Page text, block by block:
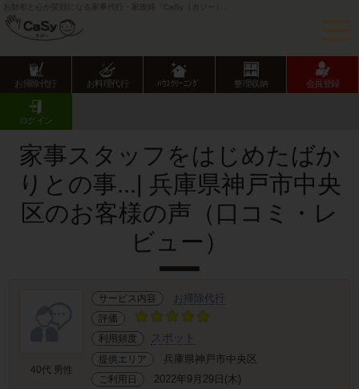
お財布と心が笑顔になる家事代行・家政婦「CaSy（カジー）」
お掃除代行 お料理代行 ﾊｳｽｸﾘｰﾆﾝｸﾞ 整理収納 会員登録
ログイン
CaSy TOP
お客様の声･口コミ詳細
家事スタッフをはじめたばか
りとの事...| 兵庫県神戸市中央
区のお客様の声（口コミ・レ
ビュー）
40代 男性
サービス内容 お掃除代行
評価
利用頻度
スポット
提供エリア 兵庫県神戸市中央区
ご利用日 2022年9月29日(木)